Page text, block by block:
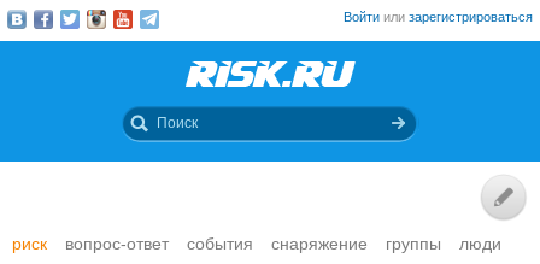
Войти или зарегистрироваться
риск вопрос-ответ события снаряжение группы
люди